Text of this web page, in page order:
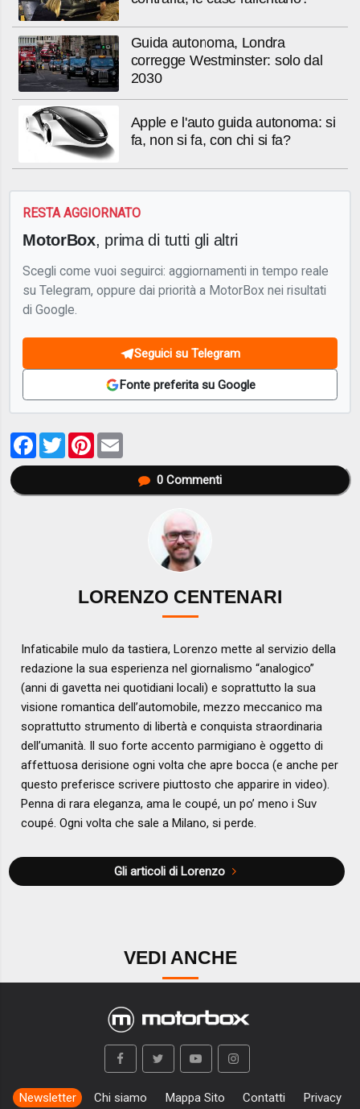
Guida autonoma, Londra
corregge Westminster: solo dal
2030
Apple e l'auto guida autonoma: si
fa, non si fa, con chi si fa?
RESTA AGGIORNATO
MotorBox, prima di tutti gli altri
Scegli come vuoi seguirci: aggiornamenti in tempo reale
su Telegram, oppure dai priorità a MotorBox nei risultati
di Google.
Seguici su Telegram
Fonte preferita su Google
Facebook
TwitterPinterest
0Commenti
LORENZO CENTENARI
Infaticabile mulo da tastiera, Lorenzo mette al servizio della
redazione la sua esperienza nel giornalismo “analogico”
(anni di gavetta nei quotidiani locali) e soprattutto la sua
visione romantica dell’automobile, mezzo meccanico ma
soprattutto strumento di libertà e conquista straordinaria
dell’umanità. Il suo forte accento parmigiano è oggetto di
affettuosa derisione ogni volta che apre bocca (e anche per
questo preferisce scrivere piuttosto che apparire in video).
Penna di rara eleganza, ama le coupé, un po’ meno i Suv
coupé. Ogni volta che sale a Milano, si perde.
Gli articoli di Lorenzo
VEDI ANCHE
Newsletter Chi siamo Mappa Sito Contatti Privacy